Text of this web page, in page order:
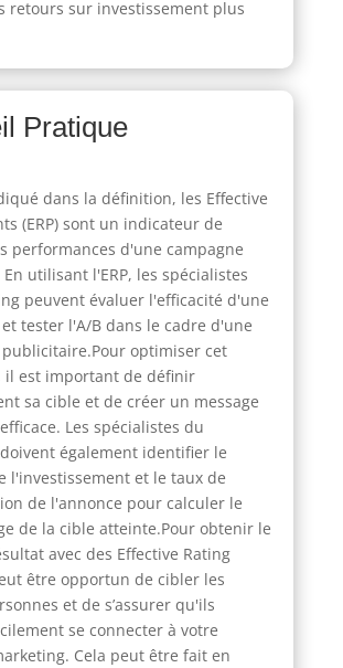
retours sur investissement plus
Pratique
dans la définition, les Effective
(ERP) sont un indicateur de
performances d'une campagne
utilisant l'ERP, les spécialistes
peuvent évaluer l'efficacité d'une
tester l'A/B dans le cadre d'une
optimiser cet
il est important de définir
sa cible et de créer un message
Les spécialistes du
également identifier le
l'investissement et le taux de
de l'annonce pour calculer le
de la cible atteinte.Pour obtenir le
avec des Effective Rating
être opportun de cibler les
et de s’assurer qu'ils
se connecter à votre
Cela peut être fait en